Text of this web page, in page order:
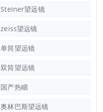
Steiner望远镜
zeiss望远镜
单筒望远镜
双筒望远镜
国产热瞄
奥林巴斯望远镜